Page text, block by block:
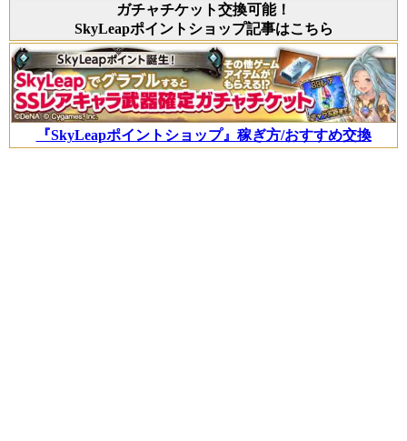
ガチャチケット交換可能！
SkyLeapポイントショップ記事はこちら
『SkyLeapポイントショップ』稼ぎ方/おすすめ交換